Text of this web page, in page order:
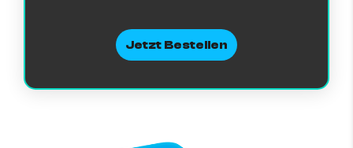
Jetzt Bestellen